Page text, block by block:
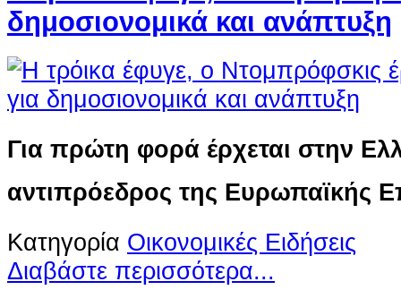
δημοσιονομικά και ανάπτυξη
Για πρώτη φορά έρχεται στην
αντιπρόεδρος της Ευρωπαϊκής
Κατηγορία Οικονομικές Ειδήσεις
Διαβάστε περισσότερα...